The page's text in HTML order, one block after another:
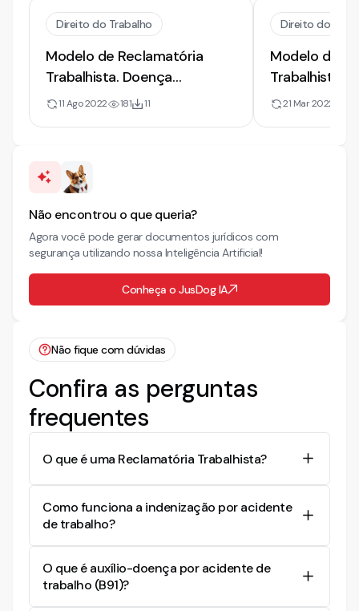
Direito do Trabalho
Modelo de Reclamatória
Trabalhista. Doença
Ocupacional. Danos Morais
11 Ago 2022 181 11
Direito do
Modelo de
Trabalhista.
Trabalho.
21 Mar 2022
Não encontrou o que queria?
Agora você pode gerar documentos jurídicos com
segurança utilizando nossa Inteligência Artificial!
Conheça o JusDog IA
Não fique com dúvidas
Confira as perguntas
frequentes
O que é uma Reclamatória Trabalhista?
direitos não cumpridos pelo empregador, como
verbas trabalhistas ou indenizações, como no
caso de acidentes de trabalho.
Como funciona a indenização por acidente
de trabalho?
reparar o trabalhador por danos materiais e
morais sofridos em decorrência de um acidente
ocorrido durante suas atividades laborais, que
O que é auxílio-doença por acidente de
trabalho (B91)?